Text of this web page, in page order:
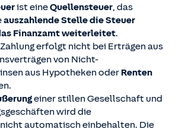
ist eineQuellensteuer, das
auszahlende Stelle die Steuer
Finanzamt weiterleitet.
erfolgt nicht bei Erträgen aus
von Nicht-
aus Hypotheken oder Renten
einer stillen Gesellschaft und
wird die
automatisch einbehalten. Die